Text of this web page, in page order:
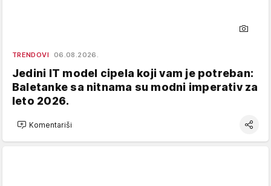
TRENDOVI 06.08.2026.
Jedini IT model cipela koji vam je potreban:
Baletanke sa nitnama su modni imperativ za
leto 2026.
Komentariši